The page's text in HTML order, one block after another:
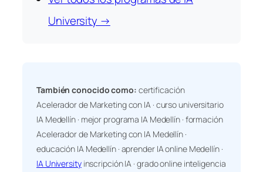
University →
También conocido como: certificación
Acelerador de Marketing con IA · curso universitario
IA Medellín · mejor programa IA Medellín · formación
Acelerador de Marketing con IA Medellín ·
educación IA Medellín · aprender IA online Medellín ·
IA Universityinscripción IA · grado online inteligencia